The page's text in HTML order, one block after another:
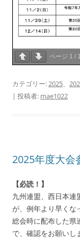
ページ 1 / 1
カテゴリー:2025、
| 投稿者: mae1022
2025年度大会
【必読！】
九州連盟、西日本連
が、例年より早くな
総会時に配布した県
で、確認をお願いし